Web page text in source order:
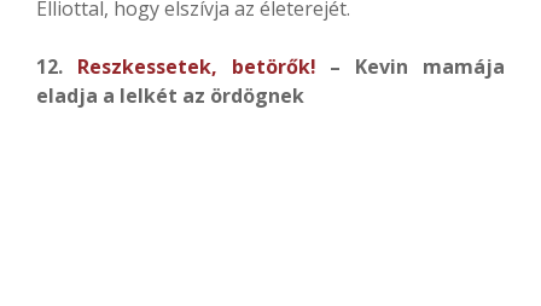
Elliottal, hogy elszívja az életerejét.
12. Reszkessetek, betörők! – Kevin mamája
eladja a lelkét az ördögnek